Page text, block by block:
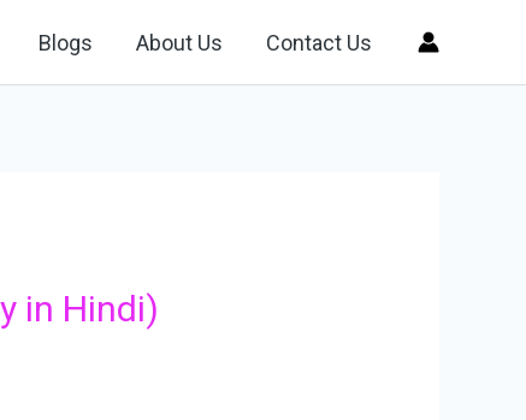
Blogs About Us Contact Us
in Hindi)